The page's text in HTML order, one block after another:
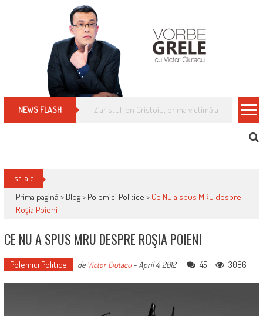
NEWS FLASH Cum îți schimbi, rapid, gratuit și eficient,
Esti aici:
Prima pagină > Blog> Polemici Politice > Ce NU a spus MRU despre
Roşia Poieni
CE NU A SPUS MRU DESPRE ROŞIA POIENI
Polemici Politice de Victor Ciutacu-April 4, 2012 45 3086